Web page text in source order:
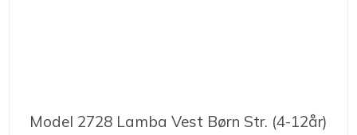
Model 2728 Lamba Vest Børn Str. (4-12år)